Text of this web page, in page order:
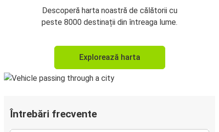
Descoperă harta noastră de călătorii cu
peste 8000 destinații din întreaga lume.
Explorează harta
Întrebări frecvente